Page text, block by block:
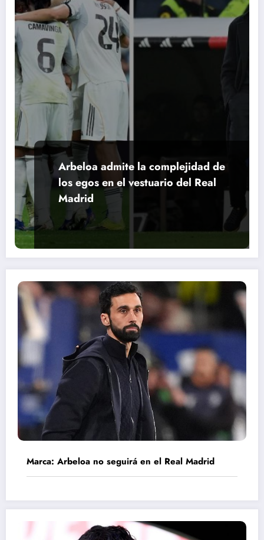
Arbeloa admite la complejidad de
los egos en el vestuario del Real
Madrid
Marca: Arbeloa no seguirá en el Real Madrid